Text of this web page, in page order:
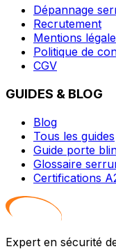
Dépannage
Recrutement
Mentions
Politique de
CGV
GUIDES & BLOG
Blog
Tous les guides
Guide porte
Glossaire
Certifications
Expert en sécurité